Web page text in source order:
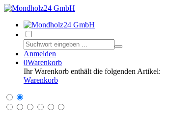
Anmelden
0Warenkorb
Ihr Warenkorb enthält die folgenden Artikel:
Warenkorb